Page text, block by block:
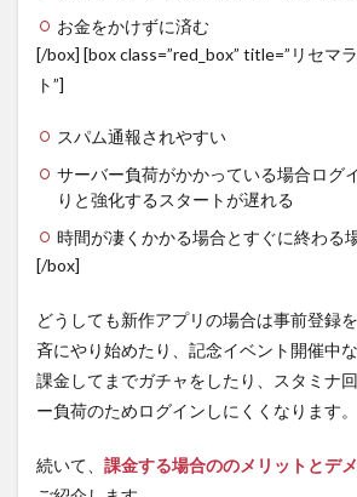
お金をかけずに済む
[/box] [box class=”red_box” title=”リセマ
ト”]
スパム通報されやすい
サーバー負荷がかかっている場合ログ
りと強化するスタートが遅れる
時間が凄くかかる場合とすぐに終わる
[/box]
どうしても新作アプリの場合は事前登録
斉にやり始めたり、記念イベント開催中
課金してまでガチャをしたり、スタミナ
ー負荷のためログインしにくくなります。
続いて、 課金する場合ののメリットとデ